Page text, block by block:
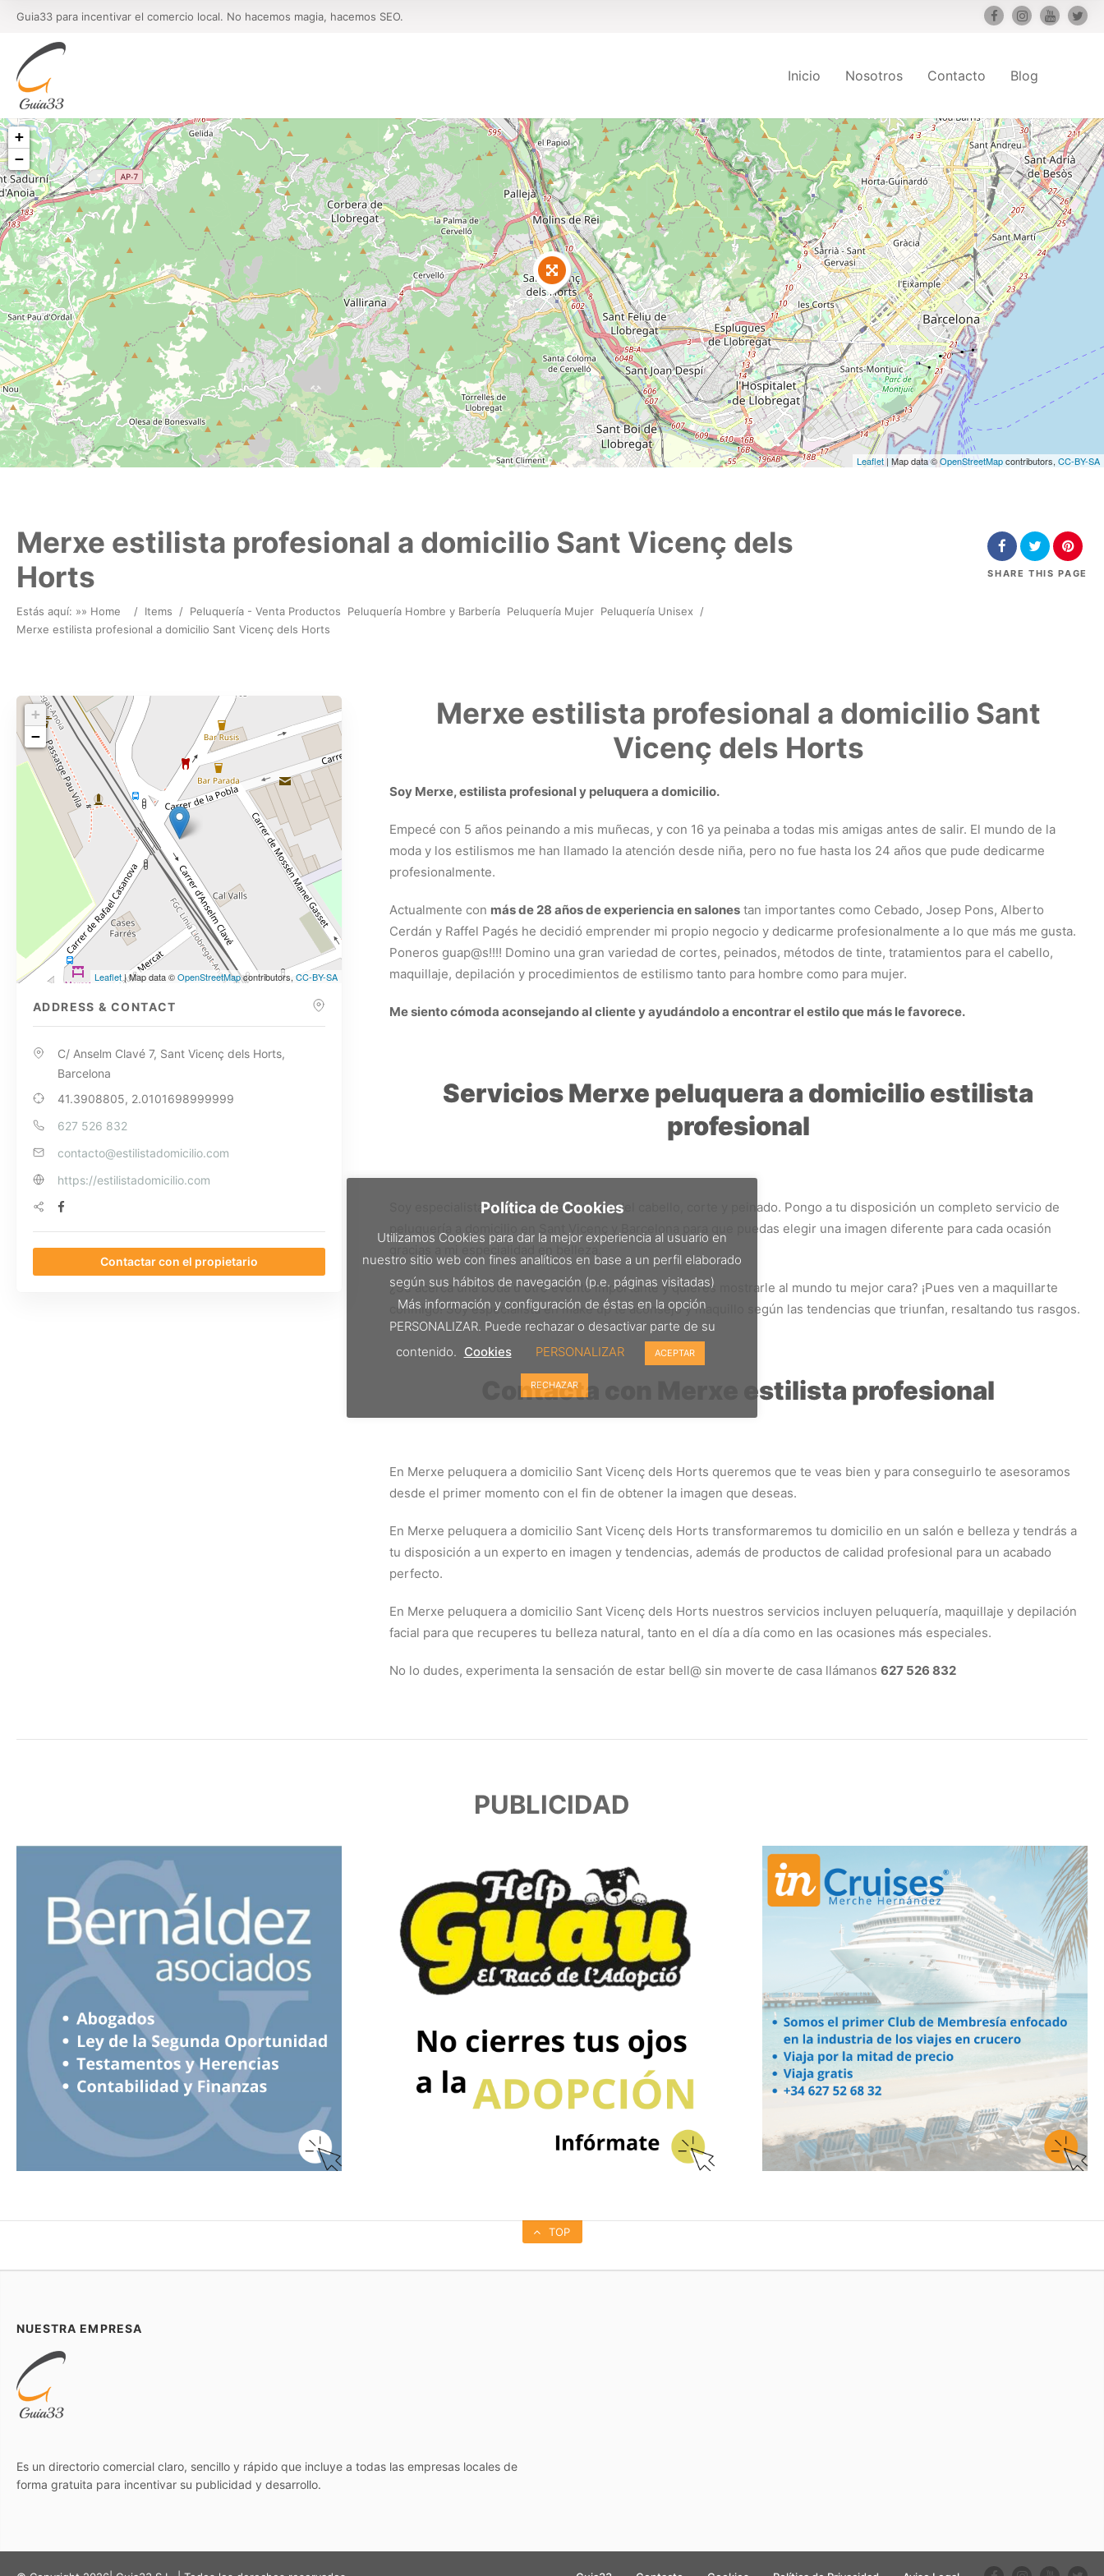
Guia33 para incentivar el comercio local. No hacemos magia, hacemos SEO.
Inicio Nosotros Contacto Blog
+
−
Leaflet | Map data ©OpenStreetMapcontributors, CC-BY-SA
Merxe estilista profesional a domicilio Sant Vicenç dels
Horts
Estás aquí: »» Home / Items / Peluquería - Venta Productos Peluquería Hombre y Barbería Peluquería Mujer Peluquería Unisex
/
Merxe estilista profesional a domicilio Sant Vicenç dels Horts
SHARE THIS PAGE
+
−
Leaflet | Map data ©OpenStreetMapcontributors,CC-BY-SA
ADDRESS & CONTACT
C/ Anselm Clavé 7, Sant Vicenç dels Horts,
Barcelona
41.3908805, 2.0101698999999
627 526 832
contacto@estilistadomicilio.com
https://estilistadomicilio.com
Contactar con el propietario
Merxe estilista profesional a domicilio Sant
Vicenç dels Horts
Soy Merxe, estilista profesional y peluquera a domicilio.
Empecé con 5 años peinando a mis muñecas, y con 16 ya peinaba a todas mis amigas antes de salir. El mundo de la
moda y los estilismos me han llamado la atención desde niña, pero no fue hasta los 24 años que pude dedicarme
profesionalmente.
Actualmente con más de 28 años de experiencia en salonestan importantes como Cebado, Josep Pons, Alberto
Cerdán y Raffel Pagés he decidió emprender mi propio negocio y dedicarme profesionalmente a lo que más me gusta.
Poneros guap@s!!!! Domino una gran variedad de cortes, peinados, métodos de tinte, tratamientos para el cabello,
maquillaje, depilación y procedimientos de estilismo tanto para hombre como para mujer.
Me siento cómoda aconsejando al cliente y ayudándolo a encontrar el estilo que más le favorece.
Servicios Merxe peluquera a domicilio estilista
profesional
Soy especialista en color, tratamientos del cabello, corte y peinado. Pongo a tu disposición un completo servicio de
peluquería a domicilio en Sant Vicenç y Barcelona para que puedas elegir una imagen diferente para cada ocasión
gracias a mi especialidad en belleza.
¿Se acerca una boda u otro evento importante y quieres mostrarle al mundo tu mejor cara? ¡Pues ven a maquillarte
conmigo! Soy especialista en make up te aconsejo y maquillo según las tendencias que triunfan, resaltando tus rasgos.
Contacta con Merxe estilista profesional
En Merxe peluquera a domicilio Sant Vicenç dels Horts queremos que te veas bien y para conseguirlo te asesoramos
desde el primer momento con el fin de obtener la imagen que deseas.
En Merxe peluquera a domicilio Sant Vicenç dels Horts transformaremos tu domicilio en un salón e belleza y tendrás a
tu disposición a un experto en imagen y tendencias, además de productos de calidad profesional para un acabado
perfecto.
En Merxe peluquera a domicilio Sant Vicenç dels Horts nuestros servicios incluyen peluquería, maquillaje y depilación
facial para que recuperes tu belleza natural, tanto en el día a día como en las ocasiones más especiales.
No lo dudes, experimenta la sensación de estar bell@ sin moverte de casa llámanos 627 526 832
PUBLICIDAD
TOP
NUESTRA EMPRESA
Es un directorio comercial claro, sencillo y rápido que incluye a todas las empresas locales de
forma gratuita para incentivar su publicidad y desarrollo.
Política de Cookies
Utilizamos Cookies para dar la mejor experiencia al usuario en
nuestro sitio web con fines analíticos en base a un perfil elaborado
según sus hábitos de navegación (p.e. páginas visitadas)
Más información y configuración de éstas en la opción
PERSONALIZAR. Puede rechazar o desactivar parte de su
contenido. Cookies PERSONALIZAR ACEPTAR
RECHAZAR